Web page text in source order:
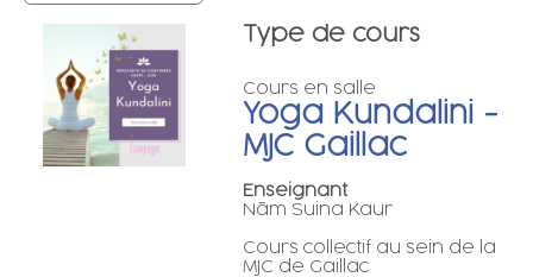
Type de cours
Cours en salle
Yoga Kundalini -
MJC Gaillac
Enseignant
Nām Suina Kaur
Cours collectif au sein de la
MJC de Gaillac